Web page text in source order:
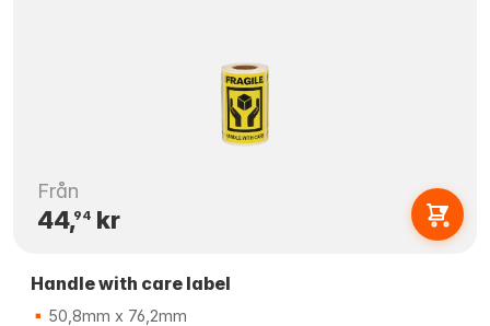
Från
44,94kr
Handle with care label
50,8mm x 76,2mm